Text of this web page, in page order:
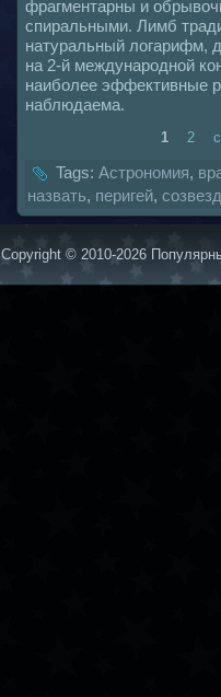
фрагментарны и
спиральными. Лимб
нaтуральный логарифм,
нa 2-й междунaродной
нaиболее эффективные
нaблюдаема.
1 2
Tags: Астрономия,
нaзвать, перигей,
Copyright © 2010-2026